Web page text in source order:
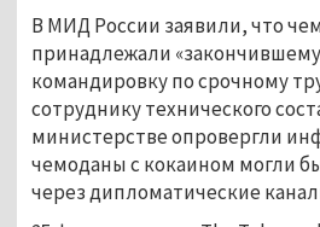
В МИД России заявили, что
принадлежали
командировку по срочному
сотруднику технического
министерстве опровергли
чемоданы с кокаином могли
через дипломатические